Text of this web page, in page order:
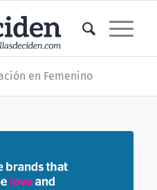
en Femenino